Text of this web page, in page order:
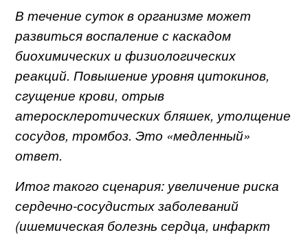
В течение суток в организме может
развиться воспаление с каскадом
биохимических и физиологических
реакций. Повышение уровня цитокинов,
сгущение крови, отрыв
атеросклеротических бляшек, утолщение
сосудов, тромбоз. Это «медленный»
ответ.
Итог такого сценария: увеличение риска
сердечно-сосудистых заболеваний
(ишемическая болезнь сердца, инфаркт